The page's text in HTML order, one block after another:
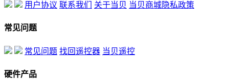
用户协议 联系我们 关于当贝 当贝商城隐私政策
常见问题
常见问题 找回遥控器 当贝遥控
硬件产品